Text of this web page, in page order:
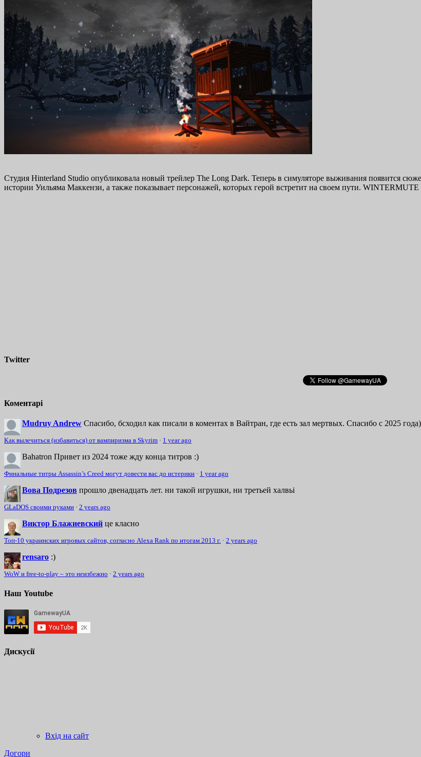
Студия Hinterland Studio опубликовала новый трейлер The Long Dark. Теперь в симуляторе выживания появится
истории Уильяма Маккензи, а также показывает персонажей, которых герой встретит на своем пути.
Twitter
Коментарі
Mudruy Andrew Спасибо, бсходил как писали в коментах в Вайтран, где есть зал мертвых. Спасибо с 2025 года)
Как вылечиться (избавиться) от вампиризма в Skyrim · 1 year ago
Bahatron Привет из 2024 тоже жду конца титров :)
Финальные титры Assassin’s Creed могут довести вас до истерики · 1 year ago
Вова Подрезов прошло двенадцать лет. ни такой игрушки, ни третьей халвьі
GLaDOS своими руками · 2 years ago
Виктор Блажиевский це класно
Топ-10 украинских игровых сайтов, согласно Alexa Rank по итогам 2013 г. · 2 years ago
rensaro :)
WoW и free-to-play – это неизбежно · 2 years ago
Наш Youtube
Дискусії
Вхід на сайт
Догори